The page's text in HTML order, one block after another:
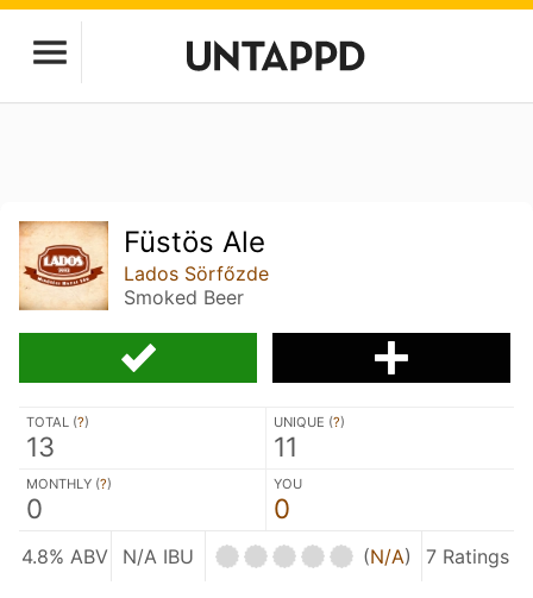
Füstös Ale
Lados Sörfőzde
Smoked Beer
TOTAL (?)
13
UNIQUE (?)
11
MONTHLY (?)
0
YOU
0
4.8% ABV N/A IBU (N/A) 7 Ratings